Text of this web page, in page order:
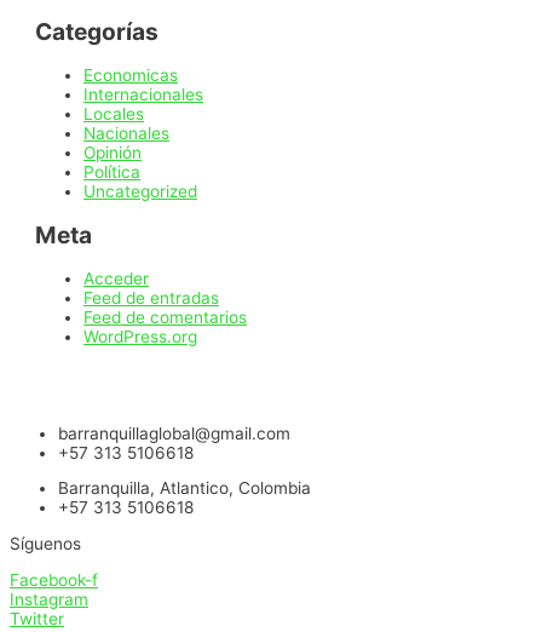
Categorías
Economicas
Internacionales
Locales
Nacionales
Opinión
Política
Uncategorized
Meta
Acceder
Feed de entradas
Feed de comentarios
WordPress.org
barranquillaglobal@gmail.com
+57 313 5106618
Barranquilla, Atlantico, Colombia
+57 313 5106618
Síguenos
Facebook-f
Instagram
Twitter